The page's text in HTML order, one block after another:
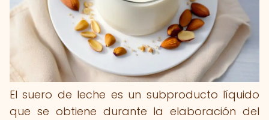
El suero de leche es un subproducto líquido
que se obtiene durante la elaboración del